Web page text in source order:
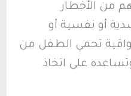
من الأخطار
أو نفسية أو
واقية تحمي الطفل من
على اتخاذ